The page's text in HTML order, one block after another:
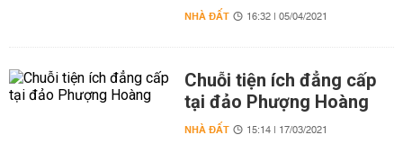
NHÀ ĐẤT 16:32 | 05/04/2021
Chuỗi tiện ích đẳng cấp
tại đảo Phượng Hoàng
NHÀ ĐẤT 15:14 | 17/03/2021